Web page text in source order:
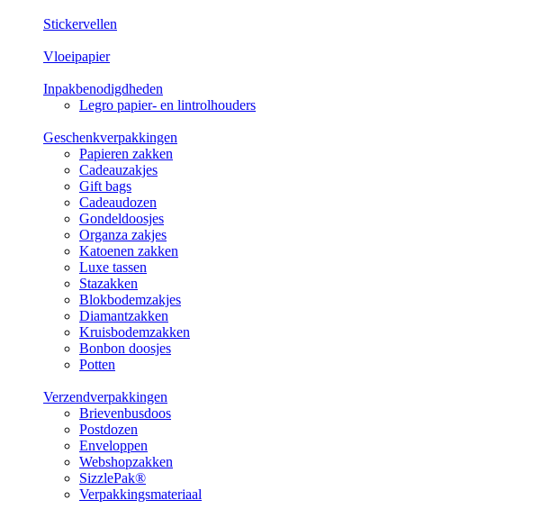
Stickervellen
Vloeipapier
Inpakbenodigdheden
Legro papier- en lintrolhouders
Geschenkverpakkingen
Papieren zakken
Cadeauzakjes
Gift bags
Cadeaudozen
Gondeldoosjes
Organza zakjes
Katoenen zakken
Luxe tassen
Stazakken
Blokbodemzakjes
Diamantzakken
Kruisbodemzakken
Bonbon doosjes
Potten
Verzendverpakkingen
Brievenbusdoos
Postdozen
Enveloppen
Webshopzakken
SizzlePak®
Verpakkingsmateriaal